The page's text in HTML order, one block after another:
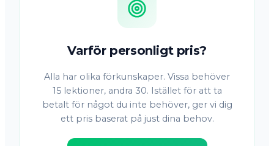
Varför personligt pris?
Alla har olika förkunskaper. Vissa behöver
15 lektioner, andra 30. Istället för att ta
betalt för något du inte behöver, ger vi dig
ett pris baserat på just dina behov.